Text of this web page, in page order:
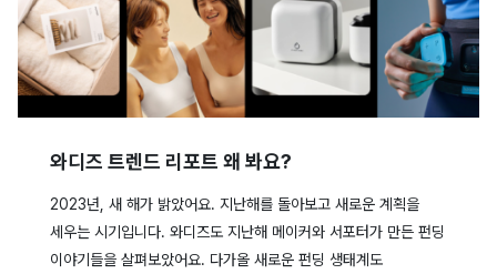
와디즈 트렌드 리포트 왜 봐요?
2023년, 새 해가 밝았어요. 지난해를 돌아보고 새로운 계획을
세우는 시기입니다. 와디즈도 지난해 메이커와 서포터가 만든 펀딩
이야기들을 살펴보았어요. 다가올 새로운 펀딩 생태계도